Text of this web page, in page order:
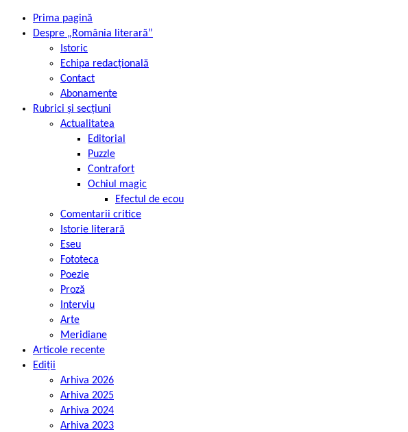
Prima pagină
Despre „România literară”
Istoric
Echipa redacțională
Contact
Abonamente
Rubrici și secțiuni
Actualitatea
Editorial
Puzzle
Contrafort
Ochiul magic
Efectul de ecou
Comentarii critice
Istorie literară
Eseu
Fototeca
Poezie
Proză
Interviu
Arte
Meridiane
Articole recente
Ediții
Arhiva 2026
Arhiva 2025
Arhiva 2024
Arhiva 2023